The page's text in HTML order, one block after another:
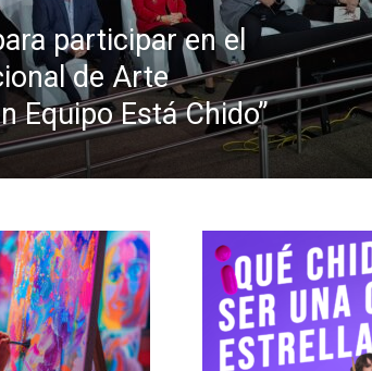
participar en el
de Arte
Equipo Está Chido”